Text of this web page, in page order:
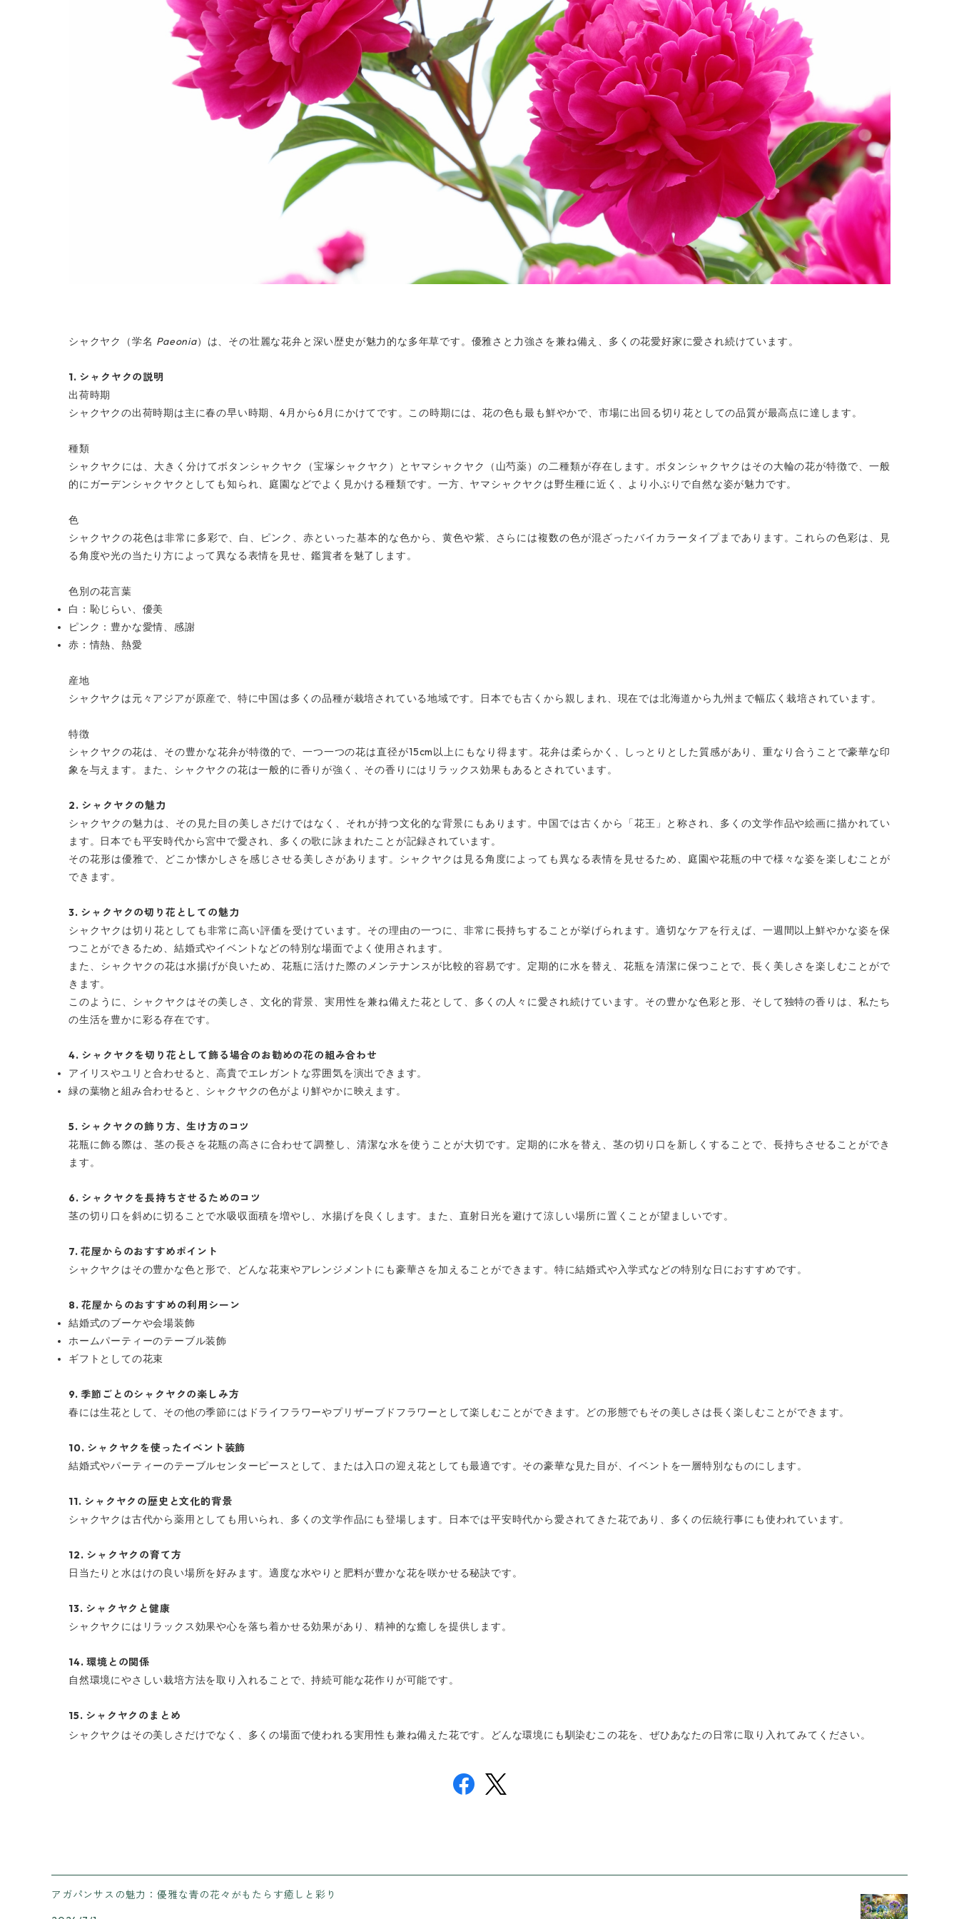
シャクヤク（学名 Paeonia）は、その壮麗な花弁と深い歴史が魅力的な多年草です。優雅さと力強さを兼ね備え、多くの花愛好家に愛され続けています。
1. シャクヤクの説明
出荷時期
シャクヤクの出荷時期は主に春の早い時期、4 月から6 月にかけてです。この時期には、花の色も最も鮮やかで、市場に出回る切り花としての品質が最高点に達します。
種類
シャクヤクには、大きく分けてボタンシャクヤク（宝塚シャクヤク）とヤマシャクヤク（山芍薬）の二種類が存在します。ボタンシャクヤクはその大輪の花が特徴で、一般
的にガーデンシャクヤクとしても知られ、庭園などでよく見かける種類です。一方、ヤマシャクヤクは野生種に近く、より小ぶりで自然な姿が魅力です。
色
シャクヤクの花色は非常に多彩で、白、ピンク、赤といった基本的な色から、黄色や紫、さらには複数の色が混ざったバイカラータイプまであります。これらの色彩は、見
る角度や光の当たり方によって異なる表情を見せ、鑑賞者を魅了します。
色別の花言葉
白：恥じらい、優美
ピンク：豊かな愛情、感謝
赤：情熱、熱愛
産地
シャクヤクは元々アジアが原産で、特に中国は多くの品種が栽培されている地域です。日本でも古くから親しまれ、現在では北海道から九州まで幅広く栽培されています。
特徴
シャクヤクの花は、その豊かな花弁が特徴的で、一つ一つの花は直径が15cm 以上にもなり得ます。花弁は柔らかく、しっとりとした質感があり、重なり合うことで豪華な印
象を与えます。また、シャクヤクの花は一般的に香りが強く、その香りにはリラックス効果もあるとされています。
2. シャクヤクの魅力
シャクヤクの魅力は、その見た目の美しさだけではなく、それが持つ文化的な背景にもあります。中国では古くから「花王」と称され、多くの文学作品や絵画に描かれてい
ます。日本でも平安時代から宮中で愛され、多くの歌に詠まれたことが記録されています。
その花形は優雅で、どこか懐かしさを感じさせる美しさがあります。シャクヤクは見る角度によっても異なる表情を見せるため、庭園や花瓶の中で様々な姿を楽しむことが
できます。
3. シャクヤクの切り花としての魅力
シャクヤクは切り花としても非常に高い評価を受けています。その理由の一つに、非常に長持ちすることが挙げられます。適切なケアを行えば、一週間以上鮮やかな姿を保
つことができるため、結婚式やイベントなどの特別な場面でよく使用されます。
また、シャクヤクの花は水揚げが良いため、花瓶に活けた際のメンテナンスが比較的容易です。定期的に水を替え、花瓶を清潔に保つことで、長く美しさを楽しむことがで
きます。
このように、シャクヤクはその美しさ、文化的背景、実用性を兼ね備えた花として、多くの人々に愛され続けています。その豊かな色彩と形、そして独特の香りは、私たち
の生活を豊かに彩る存在です。
4. シャクヤクを切り花として飾る場合のお勧めの花の組み合わせ
アイリスやユリと合わせると、高貴でエレガントな雰囲気を演出できます。
緑の葉物と組み合わせると、シャクヤクの色がより鮮やかに映えます。
5. シャクヤクの飾り方、生け方のコツ
花瓶に飾る際は、茎の長さを花瓶の高さに合わせて調整し、清潔な水を使うことが大切です。定期的に水を替え、茎の切り口を新しくすることで、長持ちさせることができ
ます。
6. シャクヤクを長持ちさせるためのコツ
茎の切り口を斜めに切ることで水吸収面積を増やし、水揚げを良くします。また、直射日光を避けて涼しい場所に置くことが望ましいです。
7.花屋からのおすすめポイント
シャクヤクはその豊かな色と形で、どんな花束やアレンジメントにも豪華さを加えることができます。特に結婚式や入学式などの特別な日におすすめです。
8.花屋からのおすすめの利用シーン
結婚式のブーケや会場装飾
ホームパーティーのテーブル装飾
ギフトとしての花束
9.季節ごとのシャクヤクの楽しみ方
春には生花として、その他の季節にはドライフラワーやプリザーブドフラワーとして楽しむことができます。どの形態でもその美しさは長く楽しむことができます。
10. シャクヤクを使ったイベント装飾
結婚式やパーティーのテーブルセンターピースとして、または入口の迎え花としても最適です。その豪華な見た目が、イベントを一層特別なものにします。
11. シャクヤクの歴史と文化的背景
シャクヤクは古代から薬用としても用いられ、多くの文学作品にも登場します。日本では平安時代から愛されてきた花であり、多くの伝統行事にも使われています。
12. シャクヤクの育て方
日当たりと水はけの良い場所を好みます。適度な水やりと肥料が豊かな花を咲かせる秘訣です。
13. シャクヤクと健康
シャクヤクにはリラックス効果や心を落ち着かせる効果があり、精神的な癒しを提供します。
14.環境との関係
自然環境にやさしい栽培方法を取り入れることで、持続可能な花作りが可能です。
15. シャクヤクのまとめ
シャクヤクはその美しさだけでなく、多くの場面で使われる実用性も兼ね備えた花です。どんな環境にも馴染むこの花を、ぜひあなたの日常に取り入れてみてください。
アガパンサスの魅力：優雅な青の花々がもたらす癒しと彩り